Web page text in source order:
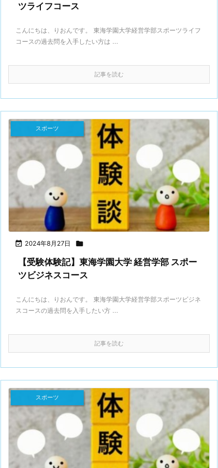
ツライフコース
こんにちは、りおんです。 東海学園大学経営学部スポーツライフ
コースの過去問を入手したい方は ...
記事を読む
 2024年8月27日 
スポーツ
【受験体験記】東海学園大学 経営学部 スポー
ツビジネスコース
こんにちは、りおんです。 東海学園大学経営学部スポーツビジネ
スコースの過去問を入手したい方 ...
記事を読む
スポーツ